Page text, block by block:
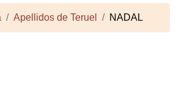
Apellidos de Teruel NADAL